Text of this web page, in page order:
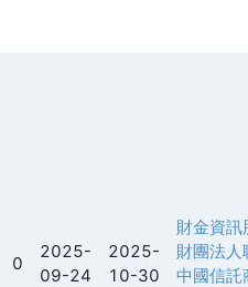
0
2025-
09-24
2025-
10-30
財金資訊
財團法人
中國信託